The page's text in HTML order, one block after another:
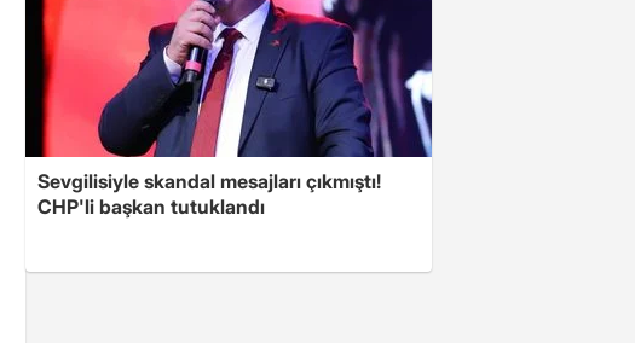
Sevgilisiyle skandal mesajları çıkmıştı!
CHP'li başkan tutuklandı